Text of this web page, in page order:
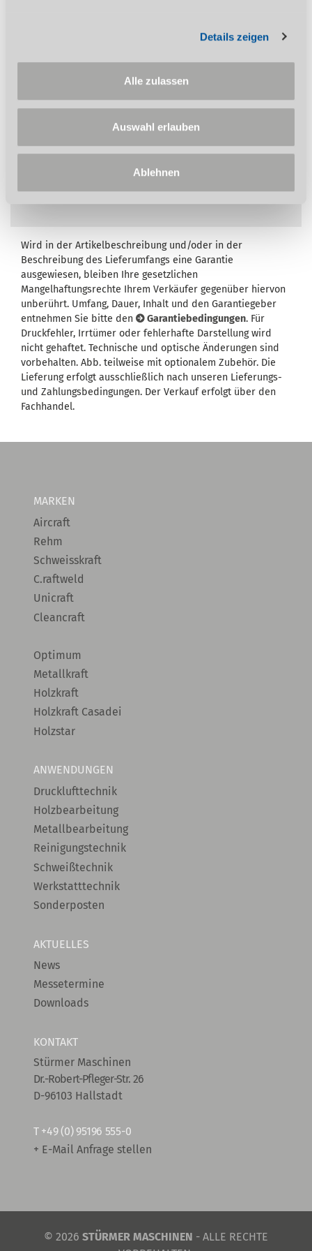
Details zeigen
Alle zulassen
Auswahl erlauben
Ablehnen
Auflagetisch mit T-Nuten zum Befestigen
von Werkstück-Spannvorrichtungen
PD5 und PD8 mit Spindel für die
Höheneinstellung
Wird in der Artikelbeschreibung und/oder in der
Beschreibung des Lieferumfangs eine Garantie
ausgewiesen, bleiben Ihre gesetzlichen
Mangelhaftungsrechte Ihrem Verkäufer gegenüber hiervon
unberührt. Umfang, Dauer, Inhalt und den Garantiegeber
entnehmen Sie bitte den
Garantiebedingungen. Für
Druckfehler, Irrtümer oder fehlerhafte Darstellung wird
nicht gehaftet. Technische und optische Änderungen sind
vorbehalten. Abb. teilweise mit optionalem Zubehör. Die
Lieferung erfolgt ausschließlich nach unseren Lieferungs-
und Zahlungsbedingungen. Der Verkauf erfolgt über den
Fachhandel.
MARKEN
Aircraft
Rehm
Schweisskraft
C.raftweld
Unicraft
Cleancraft
Optimum
Metallkraft
Holzkraft
Holzkraft Casadei
Holzstar
ANWENDUNGEN
Drucklufttechnik
Holzbearbeitung
Metallbearbeitung
Reinigungstechnik
Schweißtechnik
Werkstatttechnik
Sonderposten
AKTUELLES
News
Messetermine
Downloads
KONTAKT
Stürmer Maschinen
Dr.-Robert-Pfleger-Str. 26
D-96103 Hallstadt
T +49 (0) 95196 555-0
+ E-Mail Anfrage stellen
© 2026 STÜRMER MASCHINEN - ALLE RECHTE